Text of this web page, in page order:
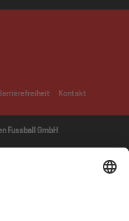
Kontakt
Fussball GmbH